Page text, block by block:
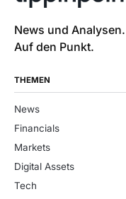
News und Analysen.
Auf den Punkt.
THEMEN
News
Financials
Markets
Digital Assets
Tech